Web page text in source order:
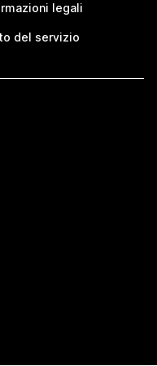
legali
del servizio